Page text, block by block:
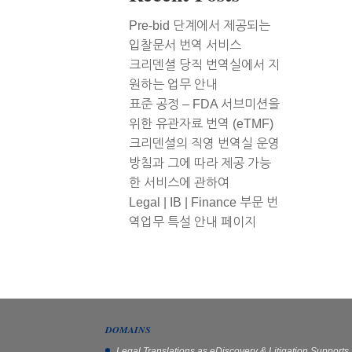
Pre-bid 단계에서 제공되는
입찰문서 번역 서비스
크리덴셜 당직 번역실에서 지
원하는 업무 안내
표준 공정 – FDA 서브미션을
위한 유관자료 번역 (eTMF)
크리덴셜의 직영 번역실 운영
방침과 그에 따라 제공 가능
한 서비스에 관하여
Legal | IB | Finance 부문 번
역업무 특설 안내 페이지
DOMAINS